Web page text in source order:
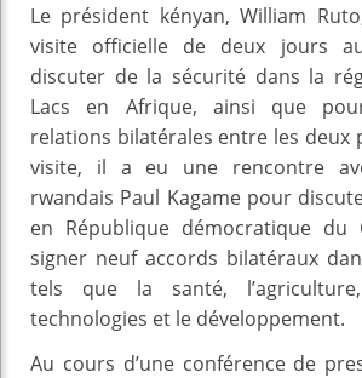
Le président kényan, William
visite officielle de deux jours
discuter de la sécurité dans la
Lacs en Afrique, ainsi que
relations bilatérales entre les deux
visite, il a eu une rencontre
rwandais Paul Kagame pour
en République démocratique du
signer neuf accords bilatéraux
tels que la santé,
technologies et le développement.
Au cours d’une conférence de